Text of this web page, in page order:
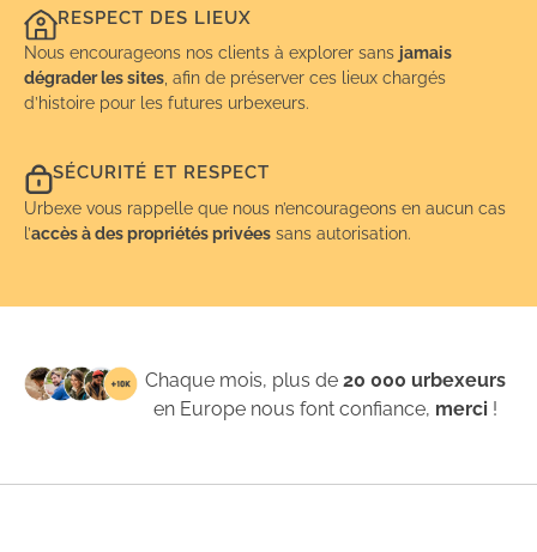
RESPECT DES LIEUX
Nous encourageons nos clients à explorer sans jamais
dégrader les sites , afin de préserver ces lieux chargés
d’histoire pour les futures urbexeurs.
SÉCURITÉ ET RESPECT
Urbexe vous rappelle que nous n’encourageons en aucun cas
l’accès à des propriétés privées sans autorisation.
Chaque mois, plus de20 000 urbexeurs
en Europe nous font confiance, merci !